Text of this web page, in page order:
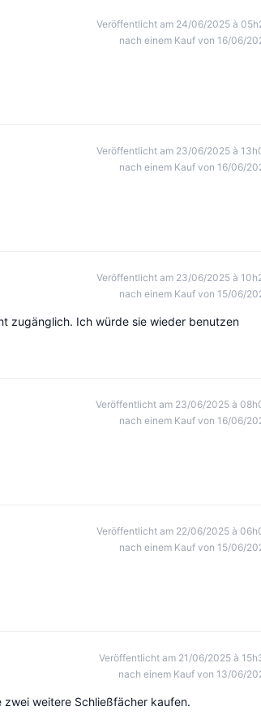
Veröffentlicht am 24/06/2025 à
nach einem Kauf von 16/06/
Veröffentlicht am 23/06/2025 à
nach einem Kauf von 16/06/
Veröffentlicht am 23/06/2025 à
nach einem Kauf von 15/06/
zugänglich. Ich würde sie wieder benutzen
Veröffentlicht am 23/06/2025 à
nach einem Kauf von 16/06/
Veröffentlicht am 22/06/2025 à
nach einem Kauf von 15/06/
Veröffentlicht am 21/06/2025 à
nach einem Kauf von 13/06/
weitere Schließfächer kaufen.